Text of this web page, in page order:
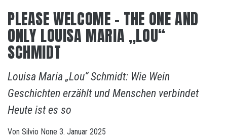
PLEASE WELCOME – THE ONE AND
ONLY LOUISA MARIA „LOU“
SCHMIDT
Louisa Maria „Lou“ Schmidt: Wie Wein
Geschichten erzählt und Menschen verbindet
Heute ist es so
Von Silvio None 3. Januar 2025